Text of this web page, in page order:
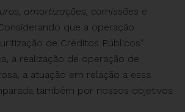
amortizações, comissões e
que a operação
de Créditos Públicos”
a realização de operação de
a atuação em relação a essa
também por nossos objetivos